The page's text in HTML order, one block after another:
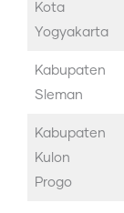
Kota
Yogyakarta
Kabupaten
Sleman
Kabupaten
Kulon
Progo